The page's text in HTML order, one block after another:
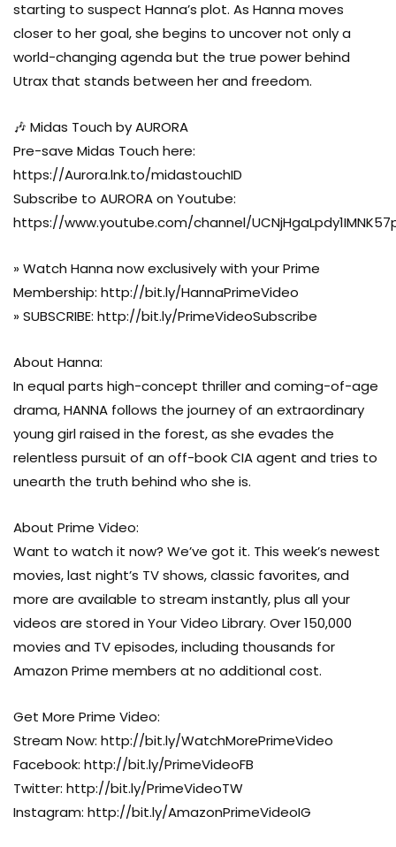
starting to suspect Hanna’s plot. As Hanna moves
closer to her goal, she begins to uncover not only a
world-changing agenda but the true power behind
Utrax that stands between her and freedom.
🎶 Midas Touch by AURORA
Pre-save Midas Touch here:
https://Aurora.lnk.to/midastouchID
Subscribe to AURORA on Youtube:
https://www.youtube.com/channel/
» Watch Hanna now exclusively with your Prime
Membership: http://bit.ly/HannaPrimeVideo
» SUBSCRIBE: http://bit.ly/PrimeVideoSubscribe
About Hanna:
In equal parts high-concept thriller and coming-of-age
drama, HANNA follows the journey of an extraordinary
young girl raised in the forest, as she evades the
relentless pursuit of an off-book CIA agent and tries to
unearth the truth behind who she is.
About Prime Video:
Want to watch it now? We’ve got it. This week’s newest
movies, last night’s TV shows, classic favorites, and
more are available to stream instantly, plus all your
videos are stored in Your Video Library. Over 150,000
movies and TV episodes, including thousands for
Amazon Prime members at no additional cost.
Get More Prime Video:
Stream Now: http://bit.ly/WatchMorePrimeVideo
Facebook: http://bit.ly/PrimeVideoFB
Twitter: http://bit.ly/PrimeVideoTW
Instagram: http://bit.ly/AmazonPrimeVideoIG